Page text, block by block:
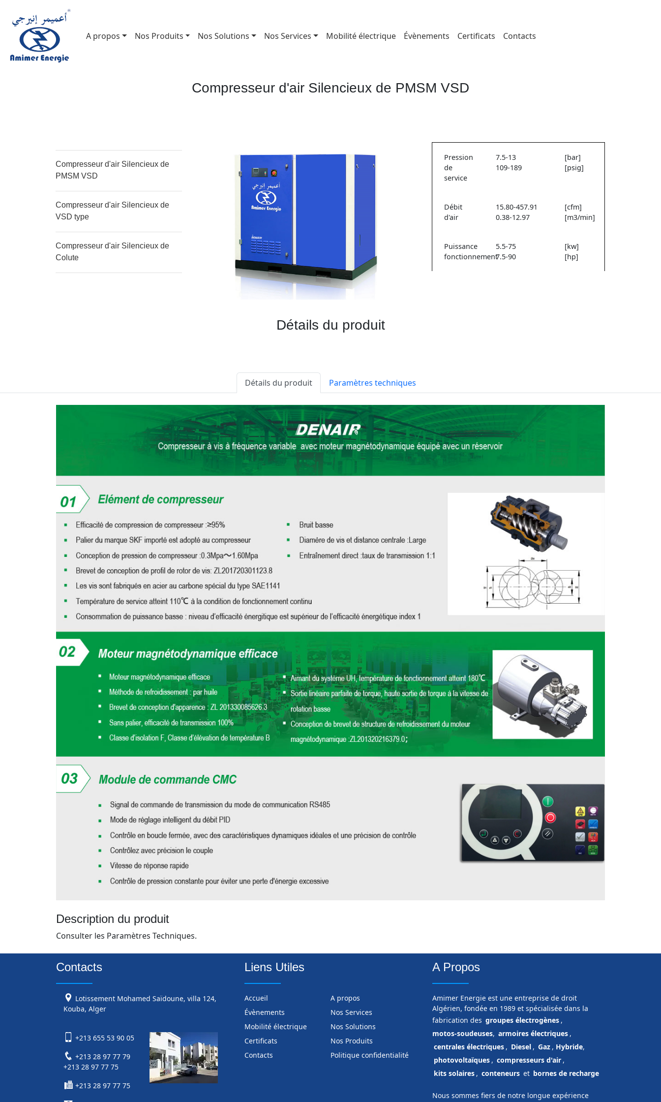
A propos Nos Produits Nos Solutions Nos Services Mobilité électrique Évènements Certificats Contacts
Compresseur d'air Silencieux de PMSM VSD
Compresseur d'air Silencieux de
PMSM VSD
Compresseur d'air Silencieux de
VSD type
Compresseur d'air Silencieux de
Colute
Pression
de
service
7.5-13
109-189
[bar]
[psig]
Débit
d'air
15.80-457.91
0.38-12.97
[cfm]
[m3/min]
Puissance
fonctionnement
5.5-75
7.5-90
[kw]
[hp]
Détails du produit
Détails du produit Paramètres techniques
Description du produit
Consulter les Paramètres Techniques.
Contacts
Lotissement Mohamed Saïdoune, villa 124,
Kouba, Alger
+213 655 53 90 05
+213 28 97 77 79
+213 28 97 77 75
+213 28 97 77 75
Liens Utiles
Accueil
A propos
Évènements
Nos Services
Mobilité électrique
Nos Solutions
Certificats
Nos Produits
Contacts
Politique confidentialité
A Propos
Amimer Energie est une entreprise de droit
Algérien, fondée en 1989 et spécialisée dans la
fabrication des groupes électrogènes ,
motos-soudeuses, armoires électriques ,
centrales électriques , Diesel , Gaz , Hybride,
photovoltaïques , compresseurs d'air ,
kits solaires , conteneurs et bornes de recharge
Nous sommes fiers de notre longue expérience